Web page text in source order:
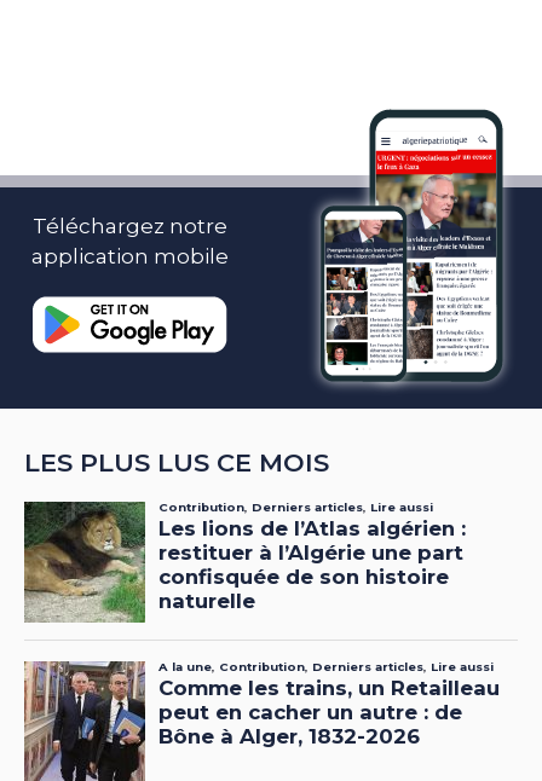
Téléchargez notre
application mobile
LES PLUS LUS CE MOIS